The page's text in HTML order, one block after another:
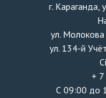
г. Караганда,
ул.
ул. 134-й
+
С 09:00 до